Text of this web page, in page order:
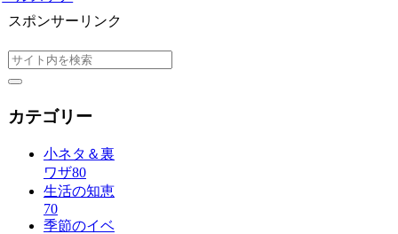
スポンサーリンク
カテゴリー
小ネタ＆裏
ワザ80
生活の知恵
70
季節のイベ